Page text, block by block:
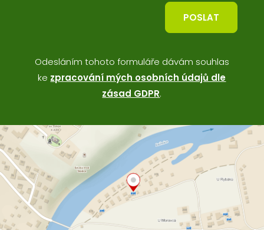
POSLAT
Odesláním tohoto formuláře dávám souhlas
ke zpracování mých osobních údajů dle
zásad GDPR.